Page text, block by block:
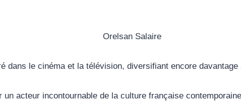
dans le cinéma et la télévision, diversifiant encore
acteur incontournable de la culture française